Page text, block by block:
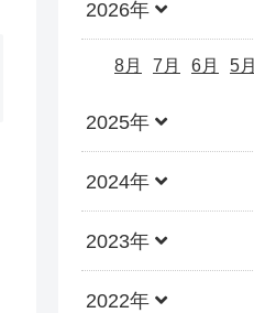
2026年
8月 7月 6月 5月
2025年
2024年
2023年
2022年